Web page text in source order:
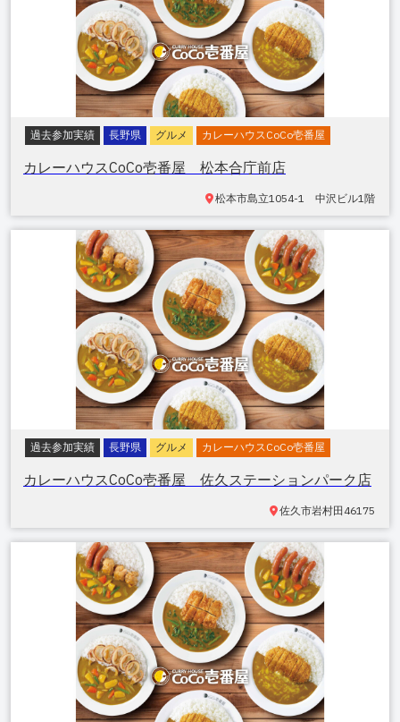
過去参加実績 長野県 グルメ カレーハウスCoCo壱番屋
カレーハウスCoCo壱番屋 松本合庁前店
松本市島立1054-1 中沢ビル1階
過去参加実績 長野県 グルメ カレーハウスCoCo壱番屋
カレーハウスCoCo壱番屋 佐久ステーションパーク店
佐久市岩村田 46175